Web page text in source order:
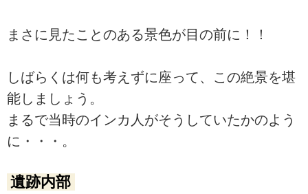
まさに見たことのある景色が目の前に！！
しばらくは何も考えずに座って、この絶景を堪
能しましょう。
まるで当時のインカ人がそうしていたかのよう
に・・・。
遺跡内部